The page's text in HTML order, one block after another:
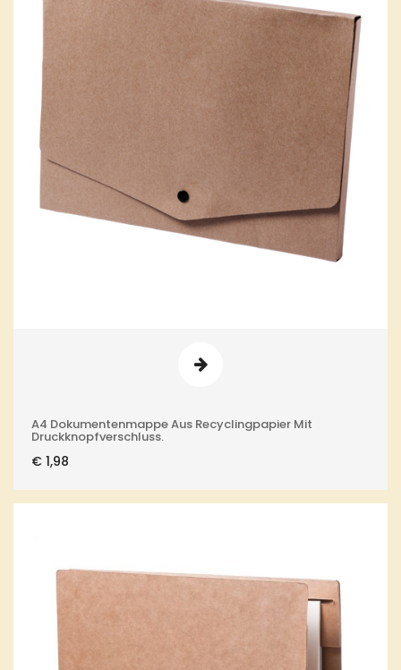
A4 Dokumentenmappe Aus Recyclingpapier Mit
Druckknopfverschluss.
€ 1,98